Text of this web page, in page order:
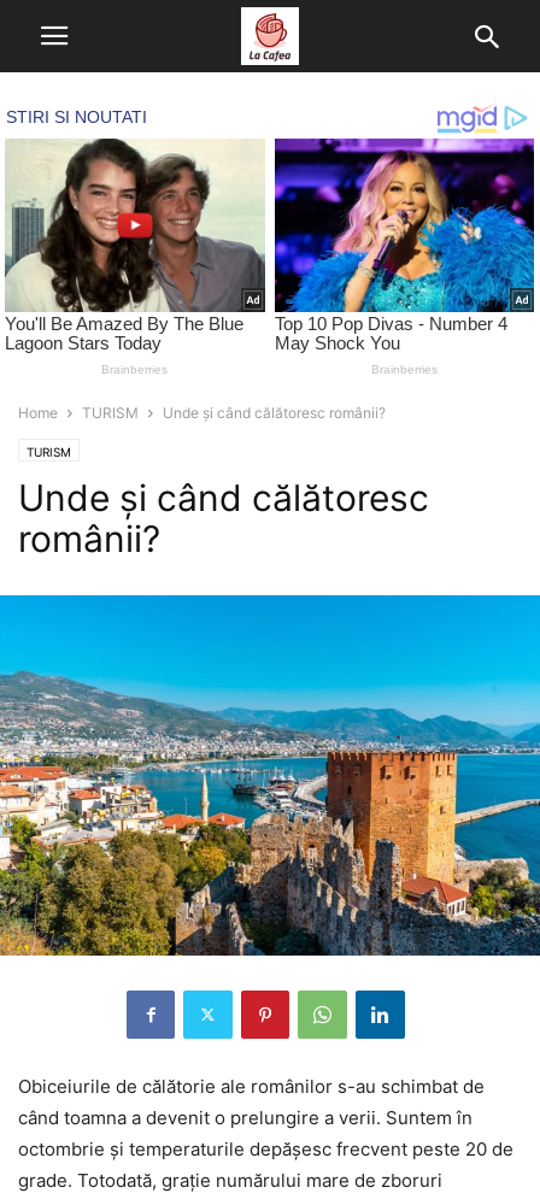
Home TURISM Unde și când călătoresc românii?
TURISM
Unde și când călătoresc
românii?
Obiceiurile de călătorie ale românilor s-au schimbat de
când toamna a devenit o prelungire a verii. Suntem în
octombrie și temperaturile depășesc frecvent peste 20 de
grade. Totodată, grație numărului mare de zboruri